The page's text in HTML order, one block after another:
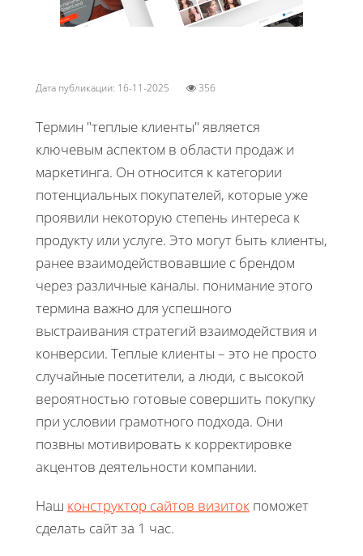
Дата публикации: 16-11-2025 356
Термин "теплые клиенты" является
ключевым аспектом в области продаж и
маркетинга. Он относится к категории
потенциальных покупателей, которые уже
проявили некоторую степень интереса к
продукту или услуге. Это могут быть клиенты,
ранее взаимодействовавшие с брендом
через различные каналы. понимание этого
термина важно для успешного
выстраивания стратегий взаимодействия и
конверсии. Теплые клиенты – это не просто
случайные посетители, а люди, с высокой
вероятностью готовые совершить покупку
при условии грамотного подхода. Они
позвны мотивировать к корректировке
акцентов деятельности компании.
Наш конструктор сайтов визиток поможет
сделать сайт за 1 час.